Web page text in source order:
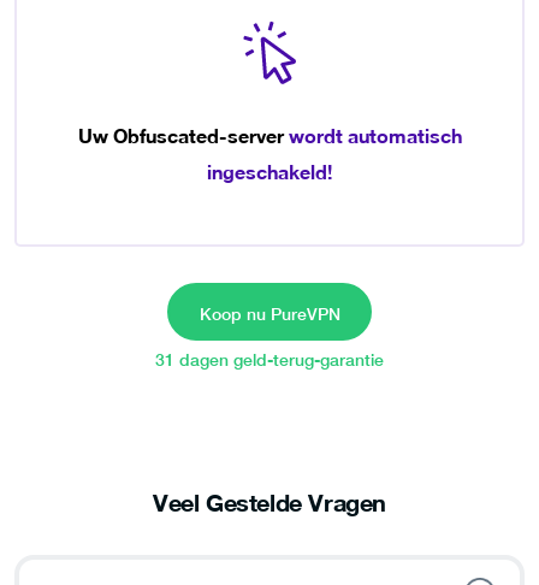
Uw Obfuscated-serverwordt automatisch
ingeschakeld!
Koop nu PureVPN
31 dagen geld-terug-garantie
Veel Gestelde Vragen